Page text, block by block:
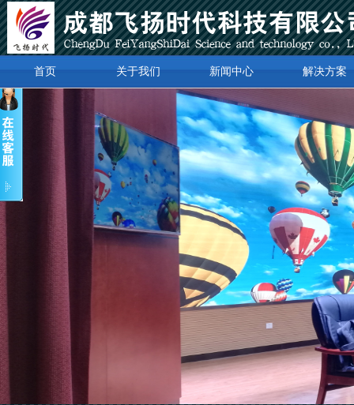
首页 关于我们 新闻中心 解决方案